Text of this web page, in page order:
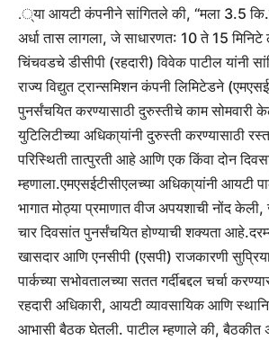
.्या आयटी कंपनीने सांगितले की, “मला 3.5
अर्धा तास लागला, जे साधारणत: 10 ते 15 मिनिटे
चिंचवडचे डीसीपी (रहदारी) विवेक पाटील यांनी
राज्य विद्युत ट्रान्समिशन कंपनी लिमिटेडने
पुनर्संचयित करण्यासाठी दुरुस्तीचे काम सोमवारी
युटिलिटीच्या अधिका्यांनी दुरुस्ती करण्यासाठी
परिस्थिती तात्पुरती आहे आणि एक किंवा दोन
म्हणाला.एमएसईटीसीएलच्या अधिका्यांनी आयटी
भागात मोठ्या प्रमाणात वीज अपयशाची नोंद केली,
चार दिवसांत पुनर्संचयित होण्याची शक्यता आहे.
खासदार आणि एनसीपी (एसपी) राजकारणी
पार्कच्या सभोवतालच्या सतत गर्दीबद्दल चर्चा
रहदारी अधिकारी, आयटी व्यावसायिक आणि
आभासी बैठक घेतली.पाटील म्हणाले की, बैठकीत